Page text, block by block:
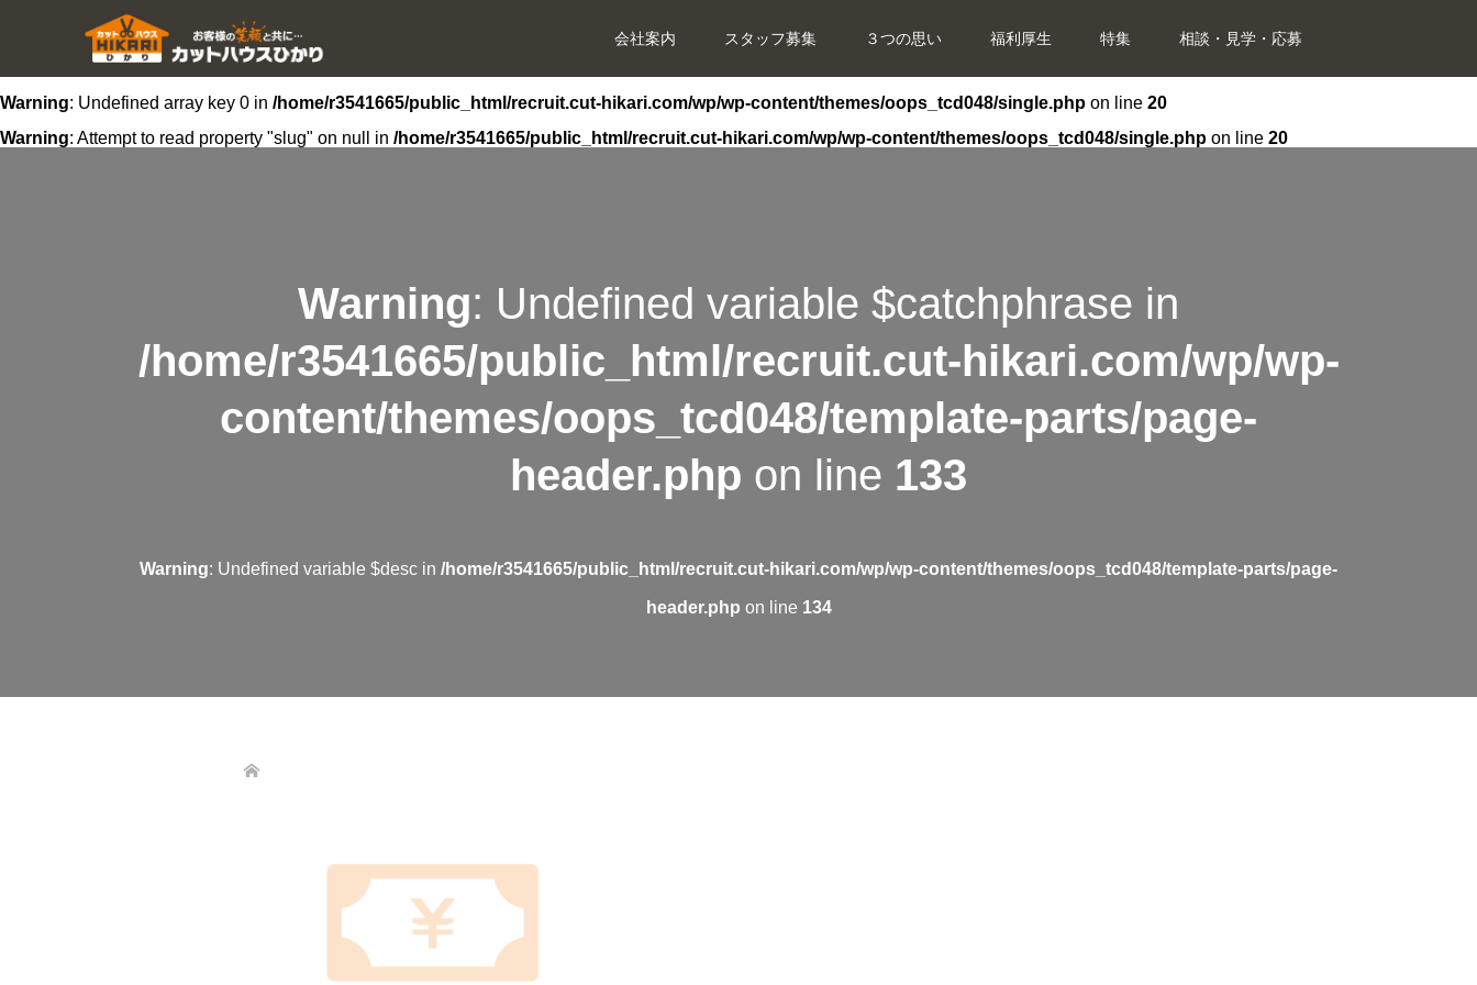
会社案内 スタッフ募集 ３つの思い 福利厚生 特集 相談・見学・応募
Warning: Undefined array key 0 in /home/r3541665/public_html/recruit.cut-hikari.com/wp/wp-content/themes/oops_tcd048/single.php on line 20
Warning: Attempt to read property "slug" on null in /home/r3541665/public_html/recruit.cut-hikari.com/wp/wp-content/themes/oops_tcd048/single.php on line 20
Warning: Undefined variable $catchphrase in
/home/r3541665/public_html/recruit.cut-hikari.com/wp/wp-
content/themes/oops_tcd048/template-parts/page-
header.php on line 133
Warning: Undefined variable $desc in /home/r3541665/public_html/recruit.cut-hikari.com/wp/wp-content/themes/oops_tcd048/template-parts/page-
header.php on line 134